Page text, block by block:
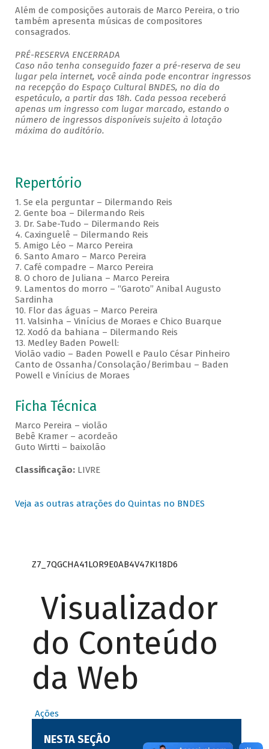
Além de composições autorais de Marco Pereira, o trio
também apresenta músicas de compositores
consagrados.
PRÉ-RESERVA ENCERRADA
Caso não tenha conseguido fazer a pré-reserva de seu
lugar pela internet, você ainda pode encontrar ingressos
na recepção do Espaço Cultural BNDES, no dia do
espetáculo, a partir das 18h. Cada pessoa receberá
apenas um ingresso com lugar marcado, estando o
número de ingressos disponíveis sujeito à lotação
máxima do auditório.
Repertório
1. Se ela perguntar – Dilermando Reis
2. Gente boa – Dilermando Reis
3. Dr. Sabe-Tudo – Dilermando Reis
4. Caxinguelê – Dilermando Reis
5. Amigo Léo – Marco Pereira
6. Santo Amaro – Marco Pereira
7. Café compadre – Marco Pereira
8. O choro de Juliana – Marco Pereira
9. Lamentos do morro – “Garoto” Anibal Augusto
Sardinha
10. Flor das águas – Marco Pereira
11. Valsinha – Vinícius de Moraes e Chico Buarque
12. Xodó da bahiana – Dilermando Reis
13. Medley Baden Powell:
Violão vadio – Baden Powell e Paulo César Pinheiro
Canto de Ossanha/Consolação/Berimbau – Baden
Powell e Vinícius de Moraes
Ficha Técnica
Marco Pereira – violão
Bebê Kramer – acordeão
Guto Wirtti – baixolão
Classificação: LIVRE
Veja as outras atrações do Quintas no BNDES
Z7_7QGCHA41LOR9E0AB4V47KI18D6
Visualizador
do Conteúdo
da Web
Ações
NESTA SEÇÃO